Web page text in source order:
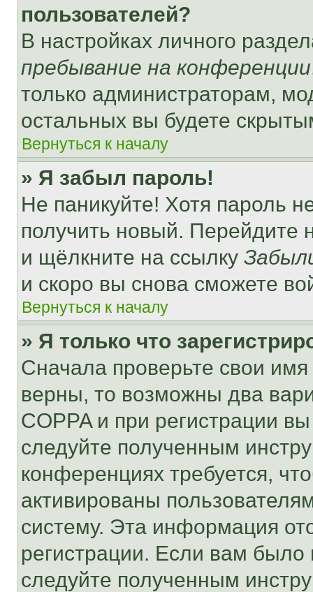
пользователей?
В настройках личного
пребывание на конференции
только администраторам,
остальных вы будете
Вернуться к началу
» Я забыл пароль!
Не паникуйте! Хотя пароль
получить новый. Перейдите
и щёлкните на ссылку
и скоро вы снова сможете
Вернуться к началу
» Я только что
Сначала проверьте свои
верны, то возможны два
COPPA и при регистрации
следуйте полученным
конференциях требуется,
активированы
систему. Эта информация
регистрации. Если вам
следуйте полученным